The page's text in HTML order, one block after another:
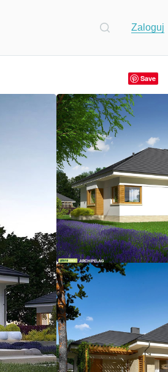
Zaloguj
Save